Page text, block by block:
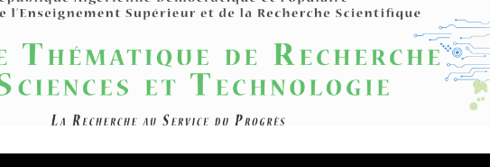
Agence Thématique
Sciences et